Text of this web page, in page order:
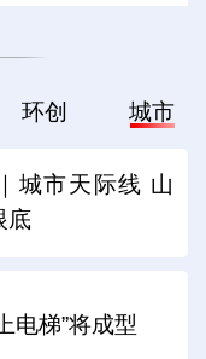
环创 城市
城市天际线 山
底
电梯”将成型